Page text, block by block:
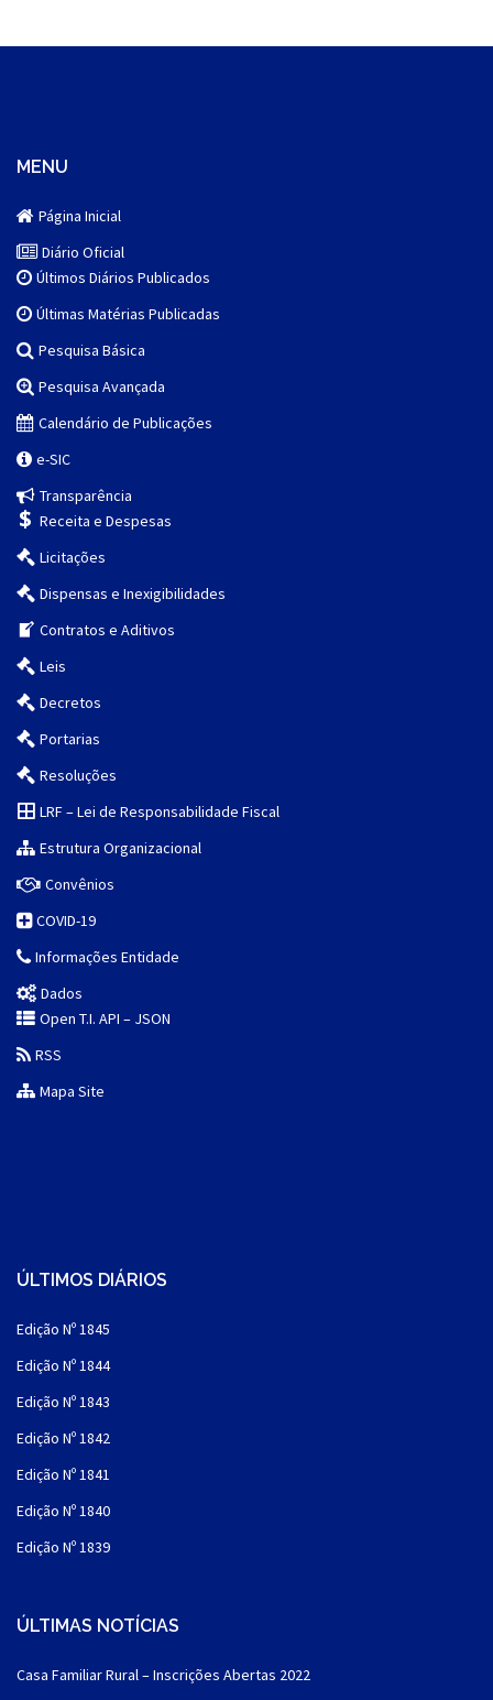
MENU
Página Inicial
Diário Oficial
Últimos Diários Publicados
Últimas Matérias Publicadas
Pesquisa Básica
Pesquisa Avançada
Calendário de Publicações
e-SIC
Transparência
Receita e Despesas
Licitações
Dispensas e Inexigibilidades
Contratos e Aditivos
Leis
Decretos
Portarias
Resoluções
LRF – Lei de Responsabilidade Fiscal
Estrutura Organizacional
Convênios
COVID-19
Informações Entidade
Dados
Open T.I. API – JSON
RSS
Mapa Site
ÚLTIMOS DIÁRIOS
Edição Nº 1845
Edição Nº 1844
Edição Nº 1843
Edição Nº 1842
Edição Nº 1841
Edição Nº 1840
Edição Nº 1839
ÚLTIMAS NOTÍCIAS
Casa Familiar Rural – Inscrições Abertas 2022